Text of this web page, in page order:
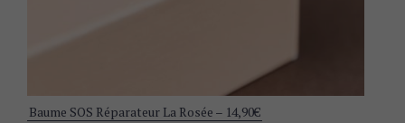
Baume SOS Réparateur La Rosée – 14,90€
o